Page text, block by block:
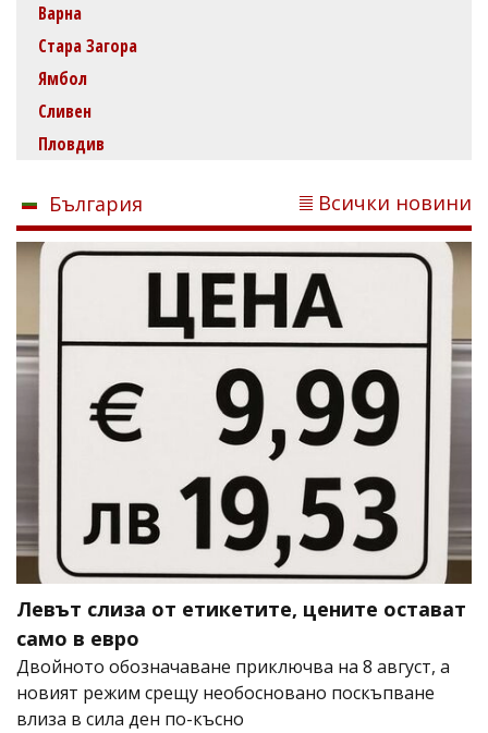
Варна
Стара Загора
Ямбол
Сливен
Пловдив
България Всички новини
Левът слиза от етикетите, цените остават
само в евро
Двойното обозначаване приключва на 8 август, а
новият режим срещу необосновано поскъпване
влиза в сила ден по-късно